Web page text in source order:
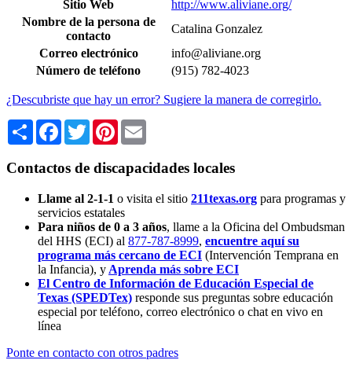
Sitio Web
http://www.aliviane.org/
Nombre de la persona de
contacto
Catalina Gonzalez
Correo electrónico
info@aliviane.org
Número de teléfono
(915) 782-4023
¿Descubriste que hay un error? Sugiere la manera de corregirlo.
Share Facebook
TwitterPinterest
Contactos de discapacidades locales
Llame al 2-1-1 o visita el sitio 211texas.org para programas y
servicios estatales
Para niños de 0 a 3 años, llame a la Oficina del Ombudsman
del HHS (ECI) al 877-787-8999, encuentre aquí su
programa más cercano de ECI (Intervención Temprana en
la Infancia), y Aprenda más sobre ECI
El Centro de Información de Educación Especial de
Texas (SPEDTex) responde sus preguntas sobre educación
especial por teléfono, correo electrónico o chat en vivo en
línea
Ponte en contacto con otros padres